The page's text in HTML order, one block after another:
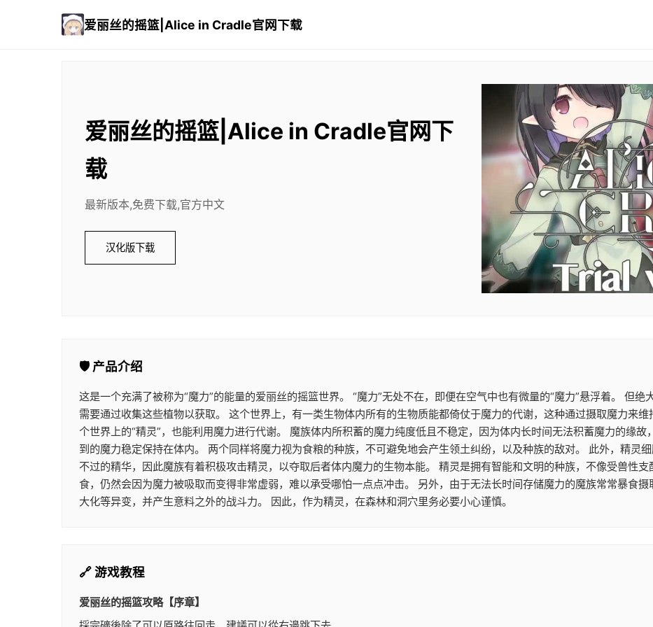
爱丽丝的摇篮|Alice in Cradle官网下载
爱丽丝的摇篮|Alice in Cradle官网下
载
最新版本,免费下载,官方中文
汉化版下载
🛡️ 产品介绍
这是一个充满了被称为“魔力”的能量的爱丽丝的摇篮世界。 “魔力”无处不在，即便在空气中也有微量的“魔力”悬浮着。 但绝
需要通过收集这些植物以获取。 这个世界上，有一类生物体内所有的生物质能都倚仗于魔力的代谢，这种通过摄取魔力来
个世界上的“精灵”，也能利用魔力进行代谢。 魔族体内所积蓄的魔力纯度低且不稳定，因为体内长时间无法积蓄魔力的缘
到的魔力稳定保持在体内。 两个同样将魔力视为食粮的种族，不可避免地会产生领土纠纷，以及种族的敌对。 此外，精灵
不过的精华，因此魔族有着积极攻击精灵，以夺取后者体内魔力的生物本能。 精灵是拥有智能和文明的种族，不像受兽性
食，仍然会因为魔力被吸取而变得非常虚弱，难以承受哪怕一点点冲击。 另外，由于无法长时间存储魔力的魔族常常暴食
大化等异变，并产生意料之外的战斗力。 因此，作为精灵，在森林和洞穴里务必要小心谨慎。
🔗 游戏教程
爱丽丝的摇篮攻略【序章】